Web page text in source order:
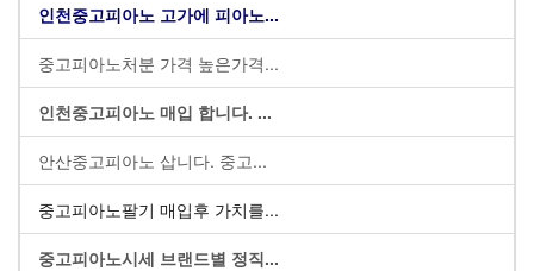
인천중고피아노 고가에 피아노...
중고피아노처분 가격 높은가격...
인천중고피아노 매입 합니다. ...
안산중고피아노 삽니다. 중고...
중고피아노팔기 매입후 가치를...
중고피아노시세 브랜드별 정직...